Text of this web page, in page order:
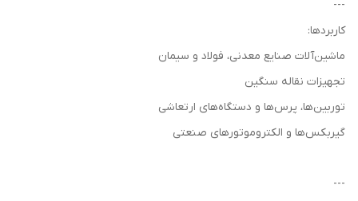
---
کاربردها:
ماشین‌آلات صنایع معدنی، فولاد و سیمان
تجهیزات نقاله سنگین
توربین‌ها، پرس‌ها و دستگاه‌های ارتعاشی
گیربکس‌ها و الکتروموتورهای صنعتی
---